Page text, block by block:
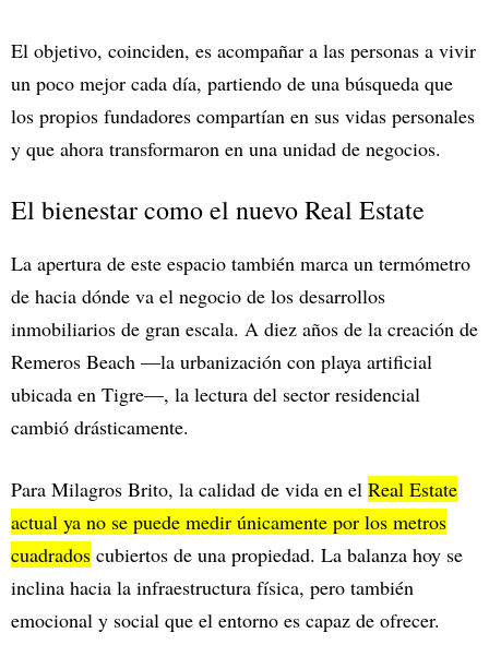
El objetivo, coinciden, es acompañar a las personas a vivir
un poco mejor cada día, partiendo de una búsqueda que
los propios fundadores compartían en sus vidas personales
y que ahora transformaron en una unidad de negocios.
El bienestar como el nuevo Real Estate
La apertura de este espacio también marca un termómetro
de hacia dónde va el negocio de los desarrollos
inmobiliarios de gran escala. A diez años de la creación de
Remeros Beach —la urbanización con playa artificial
ubicada en Tigre—, la lectura del sector residencial
cambió drásticamente.
Para Milagros Brito, la calidad de vida en el Real Estate
actual ya no se puede medir únicamente por los metros
cuadrados cubiertos de una propiedad. La balanza hoy se
inclina hacia la infraestructura física, pero también
emocional y social que el entorno es capaz de ofrecer.